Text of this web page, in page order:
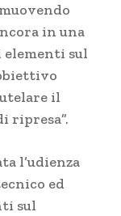
in una
sul
il
ripresa”.
l’udienza
ed
sul